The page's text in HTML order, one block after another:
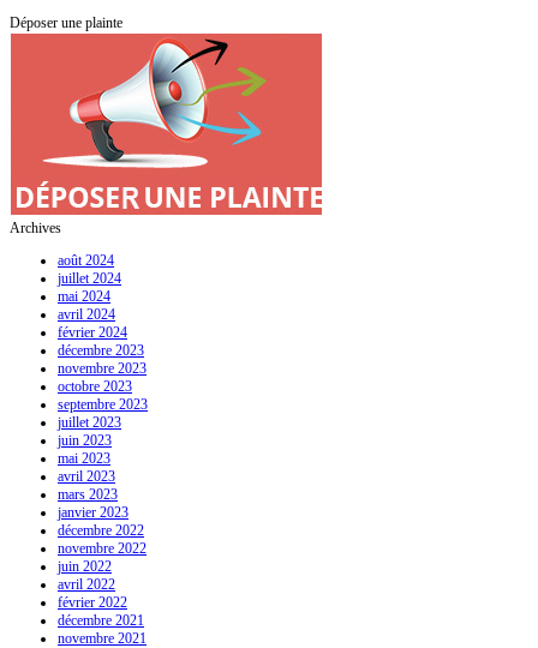
Déposer une plainte
Archives
août 2024
juillet 2024
mai 2024
avril 2024
février 2024
décembre 2023
novembre 2023
octobre 2023
septembre 2023
juillet 2023
juin 2023
mai 2023
avril 2023
mars 2023
janvier 2023
décembre 2022
novembre 2022
juin 2022
avril 2022
février 2022
décembre 2021
novembre 2021